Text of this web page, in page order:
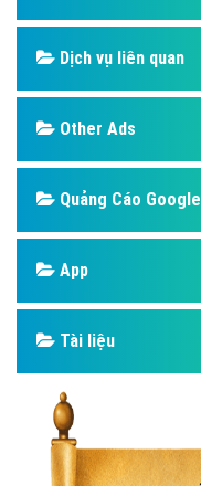
Dịch vụ liên quan
Other Ads
Quảng Cáo Google
App
Tài liệu